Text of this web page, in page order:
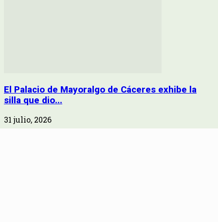
El Palacio de Mayoralgo de Cáceres exhibe la
silla que dio...
31 julio, 2026